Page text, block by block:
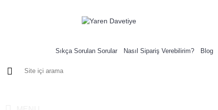
Sıkça Sorulan Sorular Nasıl Sipariş Verebilirim? Blog